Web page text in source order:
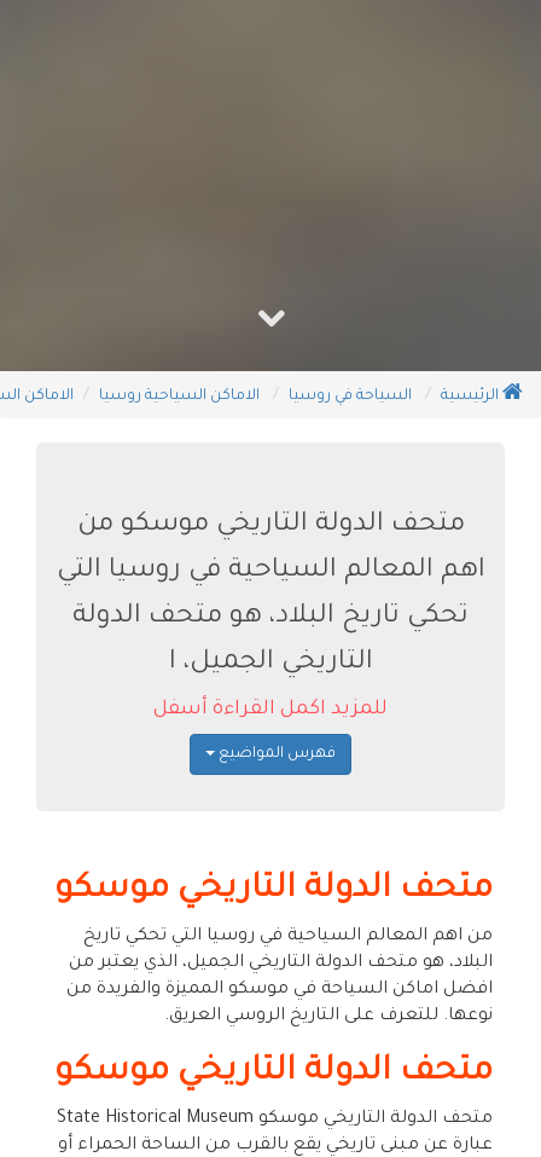
الرئيسية السياحة في روسيا الاماكن السياحية روسيا الاماكن
متحف الدولة التاريخي موسكو من
اهم المعالم السياحية في روسيا التي
تحكي تاريخ البلاد، هو متحف الدولة
التاريخي الجميل، ا
للمزيد اكمل القراءة أسفل
فهرس المواضيع
متحف الدولة التاريخي موسكو
من اهم المعالم السياحية في روسيا التي تحكي تاريخ
البلاد، هو متحف الدولة التاريخي الجميل، الذي يعتبر من
افضل اماكن السياحة في موسكو المميزة والفريدة من
نوعها. للتعرف على التاريخ الروسي العريق.
متحف الدولة التاريخي موسكو
متحف الدولة التاريخي موسكو State Historical Museum
عبارة عن مبنى تاريخي يقع بالقرب من الساحة الحمراء أو